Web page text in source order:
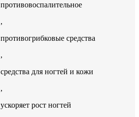
противовоспалительное
,
противогрибковые средства
,
средства для ногтей и кожи
,
ускоряет рост ногтей